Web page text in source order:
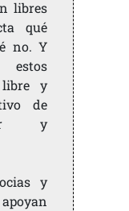
libres
qué
no. Y
estos
libre y
de
y
y